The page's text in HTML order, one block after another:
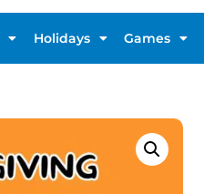
Holidays Games